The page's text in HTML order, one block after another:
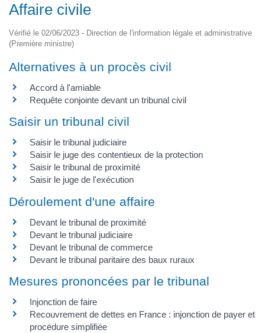
Affaire civile
Vérifié le 02/06/2023 - Direction de l'information légale et administrative
(Première ministre)
Alternatives à un procès civil
Accord à l'amiable
Requête conjointe devant un tribunal civil
Saisir un tribunal civil
Saisir le tribunal judiciaire
Saisir le juge des contentieux de la protection
Saisir le tribunal de proximité
Saisir le juge de l'exécution
Déroulement d'une affaire
Devant le tribunal de proximité
Devant le tribunal judiciaire
Devant le tribunal de commerce
Devant le tribunal paritaire des baux ruraux
Mesures prononcées par le tribunal
Injonction de faire
Recouvrement de dettes en France : injonction de payer et
procédure simplifiée